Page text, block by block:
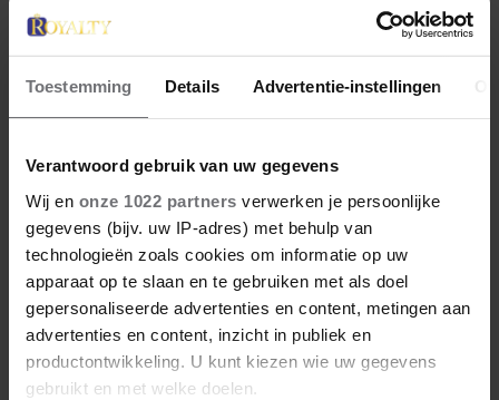
Toestemming Details Advertentie-instellingen
Verantwoord gebruik van uw gegevens
Wij en onze 1022 partners verwerken je persoonlijke
gegevens (bijv. uw IP-adres) met behulp van
technologieën zoals cookies om informatie op uw
apparaat op te slaan en te gebruiken met als doel
gepersonaliseerde advertenties en content, metingen aan
advertenties en content, inzicht in publiek en
productontwikkeling. U kunt kiezen wie uw gegevens
gebruikt en met welke doelen.